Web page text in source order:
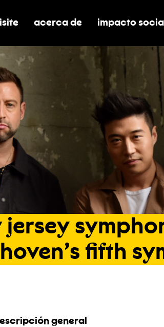
de boletos
submenú de visite
alternar submenú de acerca
acerca de activar/
impacto
jersey
fifth
general